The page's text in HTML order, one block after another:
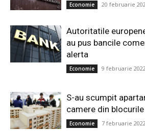
Economie 20 februarie
Autoritatile
au pus bancile
alerta
Economie 9 februarie
S-au scumpit
camere din
Economie 7 februarie